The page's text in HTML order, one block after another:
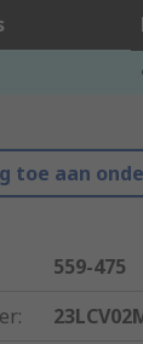
toe aan
559-475
: